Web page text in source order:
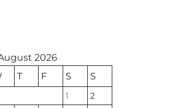
2026
T F S S
1
2